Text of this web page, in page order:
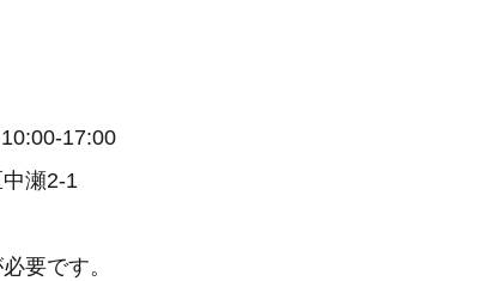
17:00
瀬2-1
です。